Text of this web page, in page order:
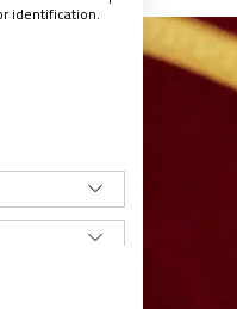
identification.